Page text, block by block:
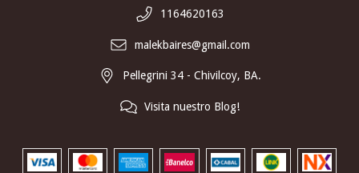
1164620163
malekbaires@gmail.com
Pellegrini 34 - Chivilcoy, BA.
Visita nuestro Blog!